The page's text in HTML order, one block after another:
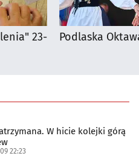
23-
Podlaska
W hicie kolejki górą
22:23